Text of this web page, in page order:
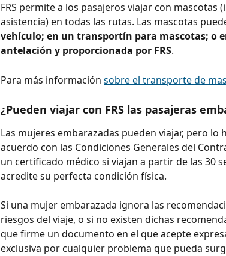
FRS permite a los pasajeros viajar con
asistencia) en todas las rutas. Las mascotas
vehículo; en un transportín para mascotas; o
antelación y proporcionada por FRS.
Para más información sobre el transporte de
¿Pueden viajar con FRS las pasajeras
Las mujeres embarazadas pueden viajar, pero
acuerdo con las Condiciones Generales del
un certificado médico si viajan a partir de las 30
acredite su perfecta condición física.
Si una mujer embarazada ignora las
riesgos del viaje, o si no existen dichas
que firme un documento en el que acepte
exclusiva por cualquier problema que pueda